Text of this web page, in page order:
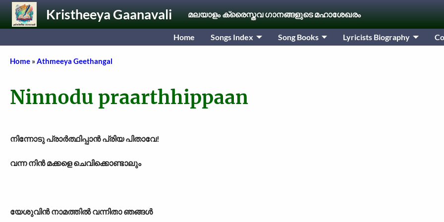
Skip to main contentKristheeya Gaanavali മലയാളം ക്രൈസ്തവ ഗാനങ്ങളുടെ മഹാശേഖരം
Home Songs Index Song Books Lyricists Biography
Breadcrumb
Home Athmeeya Geethangal
Ninnodu praarthhippaan
നിന്നോടു പ്രാർത്ഥിപ്പാൻ പ്രിയ പിതാവേ!
വന്ന നിൻ മക്കളെ ചെവിക്കൊണ്ടാലും
യേശുവിൻ നാമത്തിൽ വന്നിതാ ഞങ്ങൾ